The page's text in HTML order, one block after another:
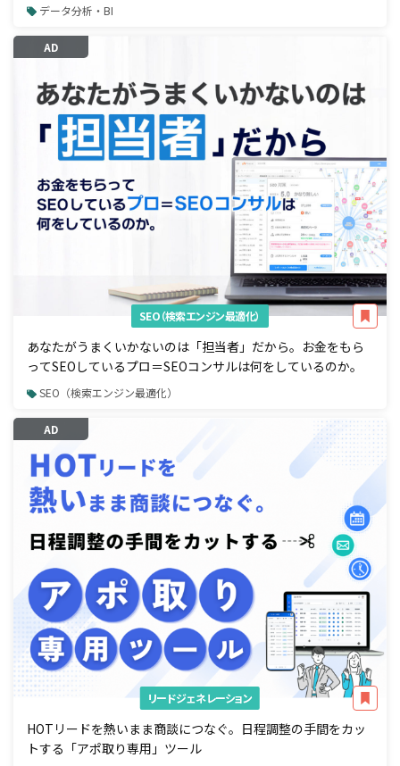
データ分析・BI
AD
SEO（検索エンジン最適化）
あなたがうまくいかないのは「担当者」だから。お金をもら
ってSEOしているプロ＝SEOコンサルは何をしているのか。
SEO（検索エンジン最適化）
AD
リードジェネレーション
HOTリードを熱いまま商談につなぐ。日程調整の手間をカッ
トする「アポ取り専用」ツール